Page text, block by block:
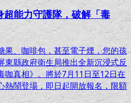
能力守護隊，破解「毒
果、咖啡包，甚至電子煙，您的孩
東縣政府衛生局推出全新沉浸式反
咖真相》。將於7月11日至12日在
熱鬧登場，即日起開放報名，限額